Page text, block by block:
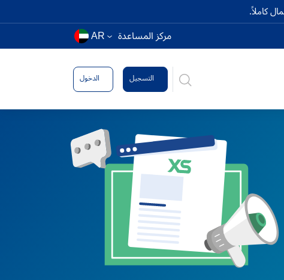
كاملاً.
مركز المساعدة AR
التسجيل الدخول